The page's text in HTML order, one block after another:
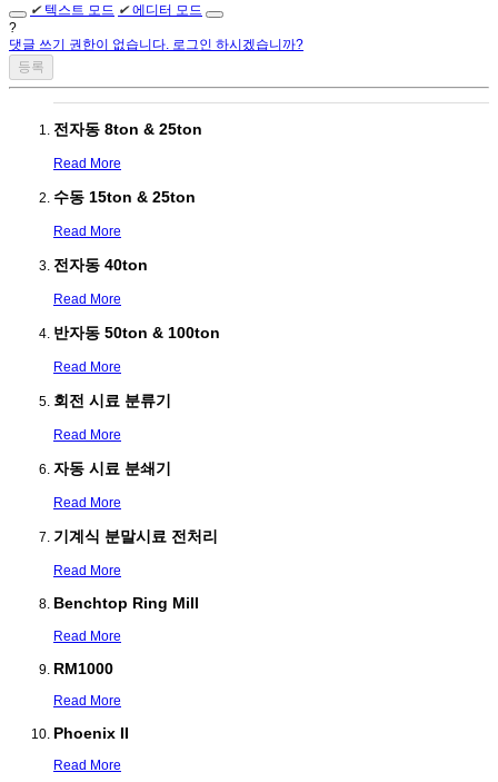
✔ 텍스트 모드 ✔에디터 모드
?
댓글 쓰기 권한이 없습니다. 로그인 하시겠습니까?
전자동 8ton & 25ton
Read More
수동 15ton & 25ton
Read More
전자동 40ton
Read More
반자동 50ton & 100ton
Read More
회전 시료 분류기
Read More
자동 시료 분쇄기
Read More
기계식 분말시료 전처리
Read More
Benchtop Ring Mill
Read More
RM1000
Read More
Phoenix II
Read More